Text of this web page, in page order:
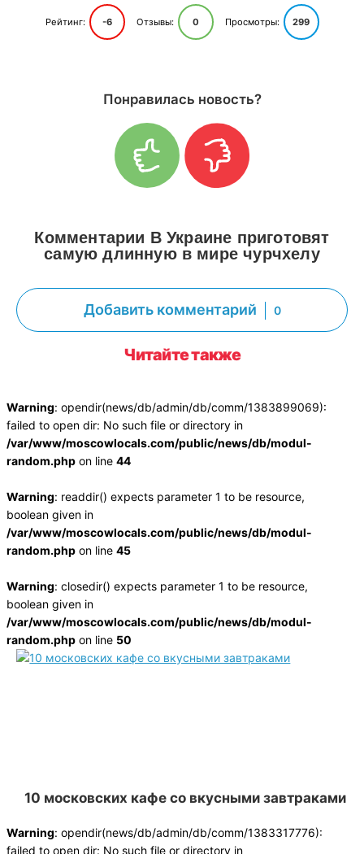
Рейтинг: -6 Отзывы: 0 Просмотры: 299
Понравилась новость?
Комментарии В Украине приготовят
самую длинную в мире чурчхелу
Добавить комментарий 0
Читайте также
Warning: opendir(news/db/admin/db/comm/1383899069):
failed to open dir: No such file or directory in
/var/www/moscowlocals.com/public/news/db/modul-
random.phpon line 44
Warning: readdir() expects parameter 1 to be resource,
boolean given in
/var/www/moscowlocals.com/public/news/db/modul-
random.phpon line 45
Warning: closedir() expects parameter 1 to be resource,
boolean given in
/var/www/moscowlocals.com/public/news/db/modul-
random.phpon line 50
10 московских кафе со вкусными завтраками
Warning: opendir(news/db/admin/db/comm/1383317776):
failed to open dir: No such file or directory in